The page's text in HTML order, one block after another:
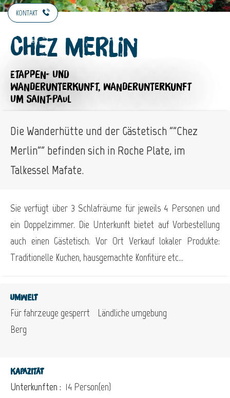
KONTAKT
Chez Merlin
ETAPPEN- UND
WANDERUNTERKUNFT, WANDERUNTERKUNFT
UM SAINT-PAUL
Die Wanderhütte und der Gästetisch ""Chez
Merlin"" befinden sich in Roche Plate, im
Talkessel Mafate.
Sie verfügt über 3 Schlafräume für jeweils 4 Personen und
ein Doppelzimmer. Die Unterkunft bietet auf Vorbestellung
auch einen Gästetisch. Vor Ort Verkauf lokaler Produkte:
Traditionelle Kuchen, hausgemachte Konfitüre etc...
Umwelt
Für fahrzeuge gesperrt
Ländliche umgebung
Berg
Kapazität
Unterkunften : 14 Person(en)